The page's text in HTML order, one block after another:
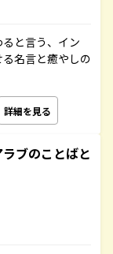
と言う、イン
名言と癒やしの
詳細を見る
ブのことばと